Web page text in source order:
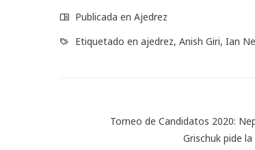
Publicada en Ajedrez
Etiquetado en ajedrez, Anish Giri, Ian
Torneo de Candidatos 2020:
Grischuk pide